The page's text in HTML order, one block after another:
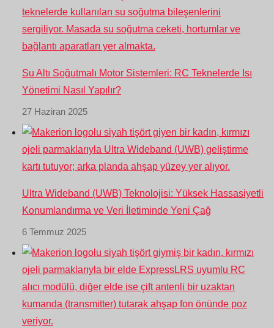
Su Altı Soğutmalı Motor Sistemleri: RC Teknelerde Isı
Yönetimi Nasıl Yapılır?
27 Haziran 2025
Ultra Wideband (UWB) Teknolojisi: Yüksek Hassasiyetli
Konumlandırma ve Veri İletiminde Yeni Çağ
6 Temmuz 2025